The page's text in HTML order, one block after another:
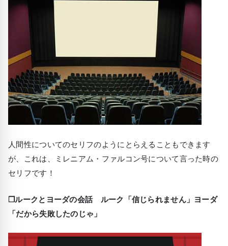
人間性についてのセリフのようにとらえることもできます
が、これは、ミレニアム・ファルコン号について言った時の
セリフです！
❒ルークとヨーダの会話 ルーク「信じられません」ヨーダ
「だから失敗したのじゃ」